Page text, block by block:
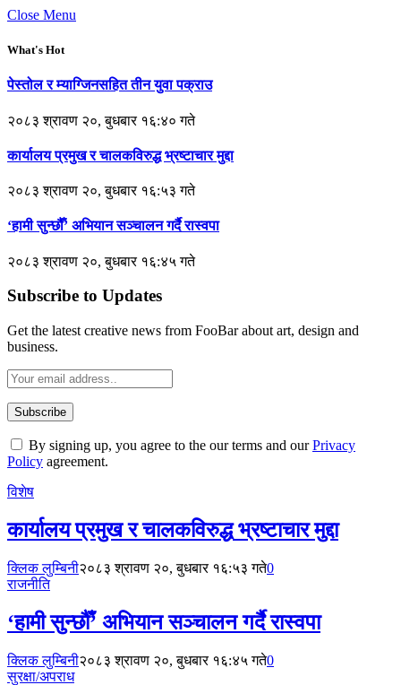
Close Menu
What's Hot
पेस्तोल र म्याग्जिनसहित तीन युवा पक्राउ
२०८३ श्रावण २०, बुधबार १६:४० गते
कार्यालय प्रमुख र चालकविरुद्ध भ्रष्टाचार मुद्दा
२०८३ श्रावण २०, बुधबार १६:५३ गते
‘हामी सुन्छौँ’ अभियान सञ्चालन गर्दै रास्वपा
२०८३ श्रावण २०, बुधबार १६:४५ गते
Subscribe to Updates
Get the latest creative news from FooBar about art, design and
business.
By signing up, you agree to the our terms and ourPrivacy
Policy agreement.
विशेष
कार्यालय प्रमुख र चालकविरुद्ध भ्रष्टाचार मुद्दा
क्लिक लुम्बिनी२०८३ श्रावण २०, बुधबार १६:५३ गते0
राजनीति
‘हामी सुन्छौँ’ अभियान सञ्चालन गर्दै रास्वपा
क्लिक लुम्बिनी२०८३ श्रावण २०, बुधबार १६:४५ गते0
सुरक्षा/अपराध